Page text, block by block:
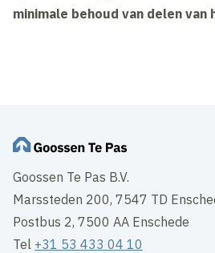
minimale behoud van delen van
Goossen Te Pas B.V.
Marssteden 200, 7547 TD
Postbus 2, 7500 AA Enschede
Tel +31 53 433 04 10